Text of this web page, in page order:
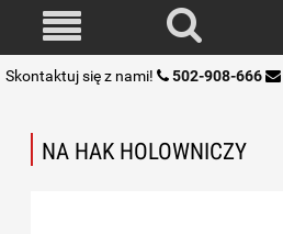
Skontaktuj się z nami! 502-908-666
NA HAK HOLOWNICZY